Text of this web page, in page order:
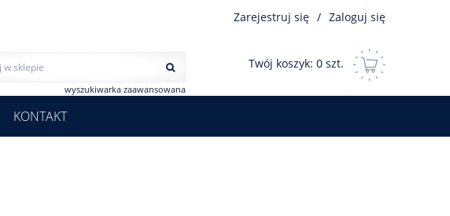
wyszukiwarka zaawansowana
Zarejestruj się / Zaloguj się
Twój koszyk: 0 szt.
KONTAKT